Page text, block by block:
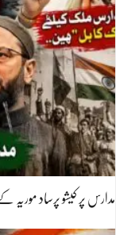
مدارس پر کیشو پرساد موریہ